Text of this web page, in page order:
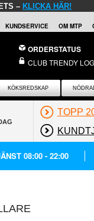
– KLICKA HÄR!
KUNDSERVICE OM MTP
ORDERSTATUS
CLUB TRENDY
KÖKSREDSKAP
TOPP
08:00 - 22:00